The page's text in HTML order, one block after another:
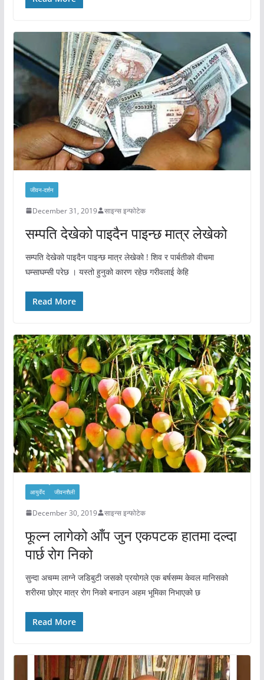
जीवन-दर्शन
December 31, 2019 साइन्स इन्फोटेक
सम्पति देखेको पाइदैन पाइन्छ मात्र लेखेको
सम्पति देखेको पाइदैन पाइन्छ मात्र लेखेको ! शिव र पार्बतीको वीचमा
घम्साघम्सी परेछ । यस्तो हुनुको कारण रहेछ गरीवलाई केहि
Read More
आयुर्वेद जीवनशैली
December 30, 2019 साइन्स इन्फोटेक
फूल्न लागेको आँप जुन एकपटक हातमा दल्दा
पार्छ रोग निको
सुन्दा अचम्म लाग्ने जडिबुटी जसको प्रयोगले एक बर्षसम्म केवल मानिसको
शरीरमा छोएर मात्र रोग निको बनाउन अहम भूमिका निभाएको छ
Read More